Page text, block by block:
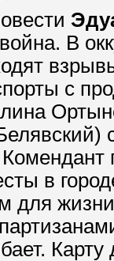
В
с
в
для